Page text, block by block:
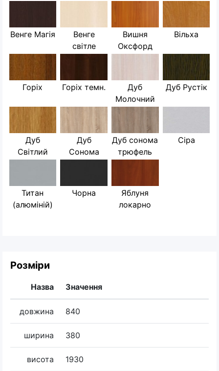
Венге Магія
Венге
світле
Вишня
Оксфорд
Вільха
Горіх Горіх темн.
Дуб
Молочний
Дуб Рустік
Дуб
Світлий
Дуб
Сонома
Дуб сонома
трюфель
Сіра
Титан
(алюміній)
Чорна
Яблуня
локарно
Розміри
Назва Значення
довжина 840
ширина 380
висота 1930